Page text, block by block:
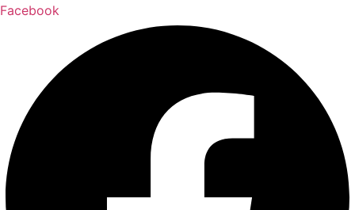
Facebook